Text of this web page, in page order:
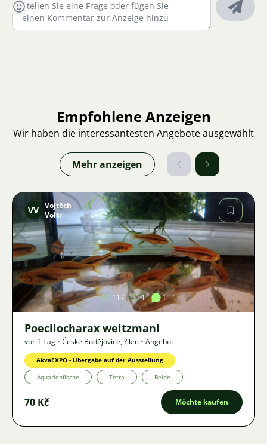
Empfohlene Anzeigen
Wir haben die interessantesten Angebote ausgewählt
Mehr anzeigen
Bild
VV Vojtěch
Voltr
117 1 1
Poecilocharax weitzmani
vor 1 Tag • České Budějovice,? km • Angebot
AkvaEXPO - Übergabe auf der Ausstellung
Aquarienfische Tetra Beide
70 Kč Möchte kaufen